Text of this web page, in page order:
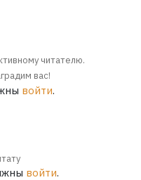
читателю.
вас!
войти.
войти.